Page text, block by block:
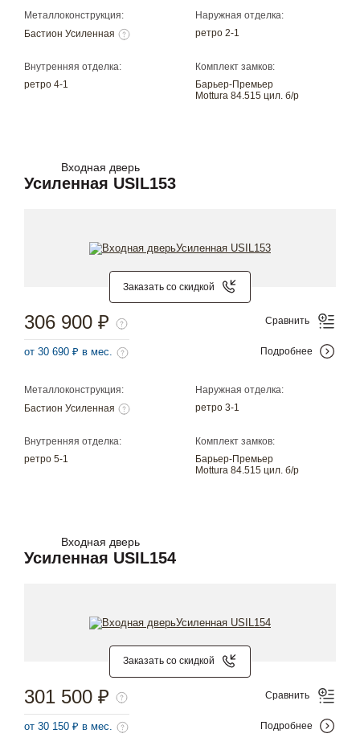
Металлоконструкция:
Бастион Усиленная
Наружная отделка:
ретро 2-1
Внутренняя отделка:
ретро 4-1
Комплект замков:
Барьер-Премьер
Mottura 84.515 цил. б/р
Входная дверь
Усиленная USIL153
Заказать со скидкой
Металлоконструкция:
Бастион Усиленная
Наружная отделка:
ретро 3-1
Внутренняя отделка:
ретро 5-1
Комплект замков:
Барьер-Премьер
Mottura 84.515 цил. б/р
306 900 ₽
от 30 690 ₽ в мес.
Сравнить
Подробнее
Входная дверь
Усиленная USIL154
Заказать со скидкой
301 500 ₽
от 30 150 ₽ в мес.
Сравнить
Подробнее